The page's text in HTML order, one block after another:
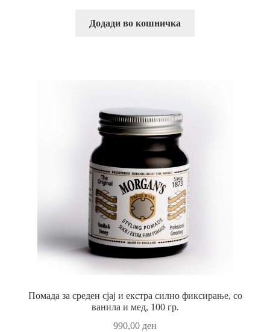
Додади во кошничка
Помада за среден сјај и екстра силно фиксирање, со
ванила и мед, 100 гр.
990,00 ден